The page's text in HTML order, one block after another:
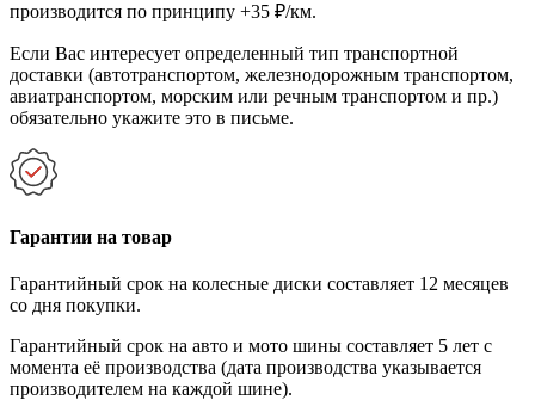
производится по принципу +35 ₽/км.
Если Вас интересует определенный тип транспортной
доставки (автотранспортом, железнодорожным транспортом,
авиатранспортом, морским или речным транспортом и пр.)
обязательно укажите это в письме.
Гарантии на товар
Гарантийный срок на колесные диски составляет 12 месяцев
со дня покупки.
Гарантийный срок на авто и мото шины составляет 5 лет с
момента её производства (дата производства указывается
производителем на каждой шине).